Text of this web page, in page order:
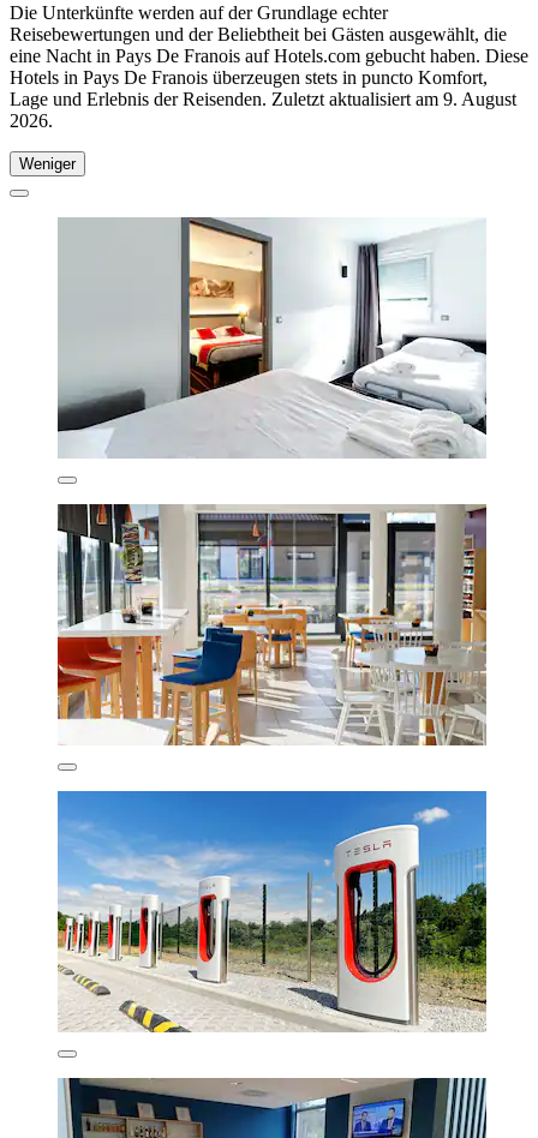
Die Unterkünfte werden auf der Grundlage echter
Reisebewertungen und der Beliebtheit bei Gästen ausgewählt, die
eine Nacht in Pays De Franois auf Hotels.com gebucht haben. Diese
Hotels in Pays De Franois überzeugen stets in puncto Komfort,
Lage und Erlebnis der Reisenden. Zuletzt aktualisiert am 9. August
2026.
Weniger